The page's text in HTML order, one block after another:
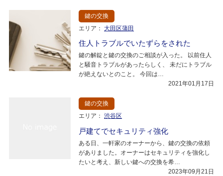
鍵の交換
エリア： 大田区蒲田
住人トラブルでいたずらをされた
鍵の解錠と鍵の交換のご相談が入った。 以前住人
と騒音トラブルがあったらしく、 未だにトラブル
が絶えないとのこと。 今回は…
2021年01月17日
鍵の交換
エリア： 渋谷区
戸建てでセキュリティ強化
ある日、一軒家のオーナーから、鍵の交換の依頼
がありました。オーナーはセキュリティを強化し
たいと考え、新しい鍵への交換を希…
2023年09月21日